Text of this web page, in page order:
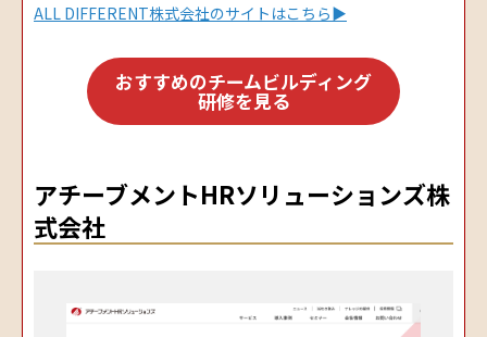
ALL DIFFERENT株式会社のサイトはこちら▶
おすすめのチームビルディング
研修を見る
アチーブメントHRソリューションズ株
式会社